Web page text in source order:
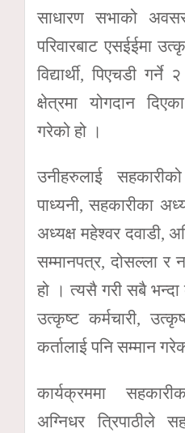
साधारण सभाको
परिवारबाट एसईईमा
विद्यार्थी, पिएचडी
क्षेत्रमा योगदान
गरेको हो ।
उनीहरुलाई
पाध्यनी, सहकारीका
अध्यक्ष महेश्वर दवाडी,
सम्मानपत्र, दोसल्ला र
हो । त्यसै गरी सबै भन्दा
उत्कृष्ट कर्मचारी,
कर्तालाई पनि सम्मान
कार्यक्रममा
अग्निधर त्रिपाठीले